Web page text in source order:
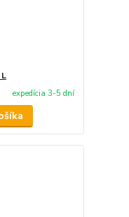
expedícia 3-5 dní